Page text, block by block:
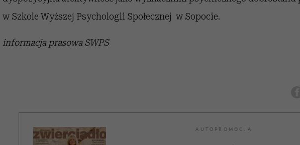
w Szkole Wyższej Psychologii Społecznej w Sopocie.
informacja prasowa SWPS
AUTOPROMOCJA